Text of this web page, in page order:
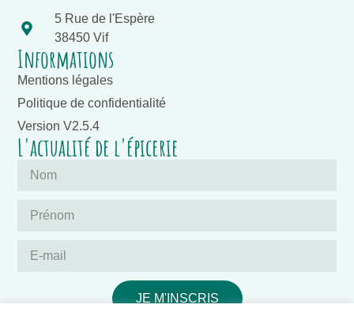
5 Rue de l'Espère
38450 Vif
Informations
Mentions légales
Politique de confidentialité
Version V2.5.4
L'actualité de l'épicerie
JE M'INSCRIS